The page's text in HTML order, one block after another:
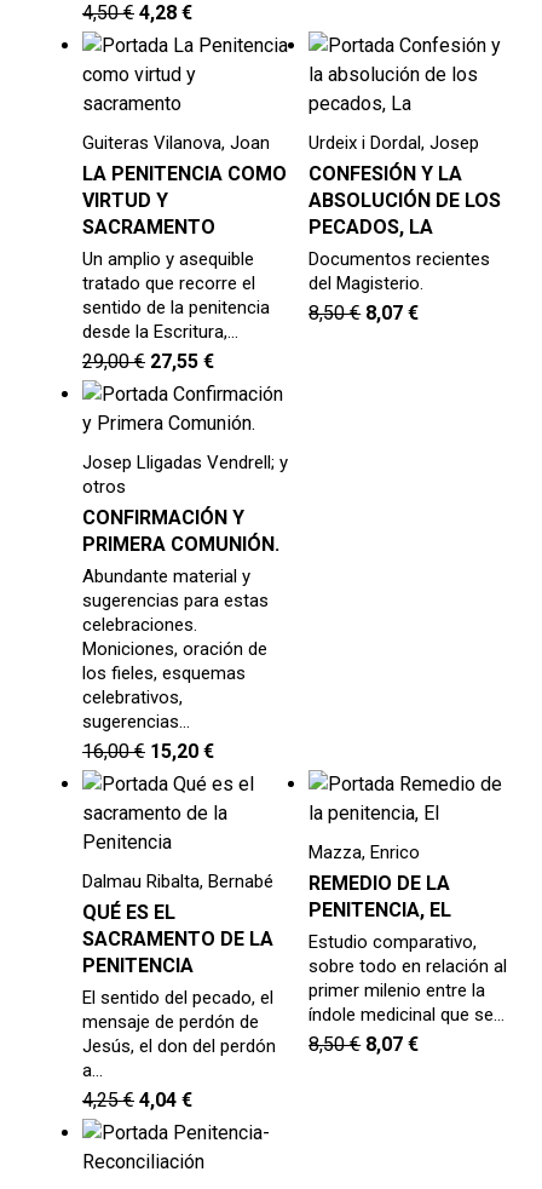
4,50€ 4,28 €
Guiteras Vilanova, Joan
LA PENITENCIA COMO
VIRTUD Y
SACRAMENTO
Un amplio y asequible
tratado que recorre el
sentido de la penitencia
desde la Escritura,…
29,00€ 27,55 €
Urdeix i Dordal, Josep
CONFESIÓN Y LA
ABSOLUCIÓN DE LOS
PECADOS, LA
Documentos recientes
del Magisterio.
8,50€ 8,07€
Josep Lligadas Vendrell; y
otros
CONFIRMACIÓN Y
PRIMERA COMUNIÓN.
Abundante material y
sugerencias para estas
celebraciones.
Moniciones, oración de
los fieles, esquemas
celebrativos,
sugerencias…
16,00€ 15,20 €
Dalmau Ribalta, Bernabé
QUÉ ES EL
SACRAMENTO DE LA
PENITENCIA
El sentido del pecado, el
mensaje de perdón de
Jesús, el don del perdón
a…
4,25€ 4,04 €
Mazza, Enrico
REMEDIO DE LA
PENITENCIA, EL
Estudio comparativo,
sobre todo en relación al
primer milenio entre la
índole medicinal que se…
8,50€ 8,07€